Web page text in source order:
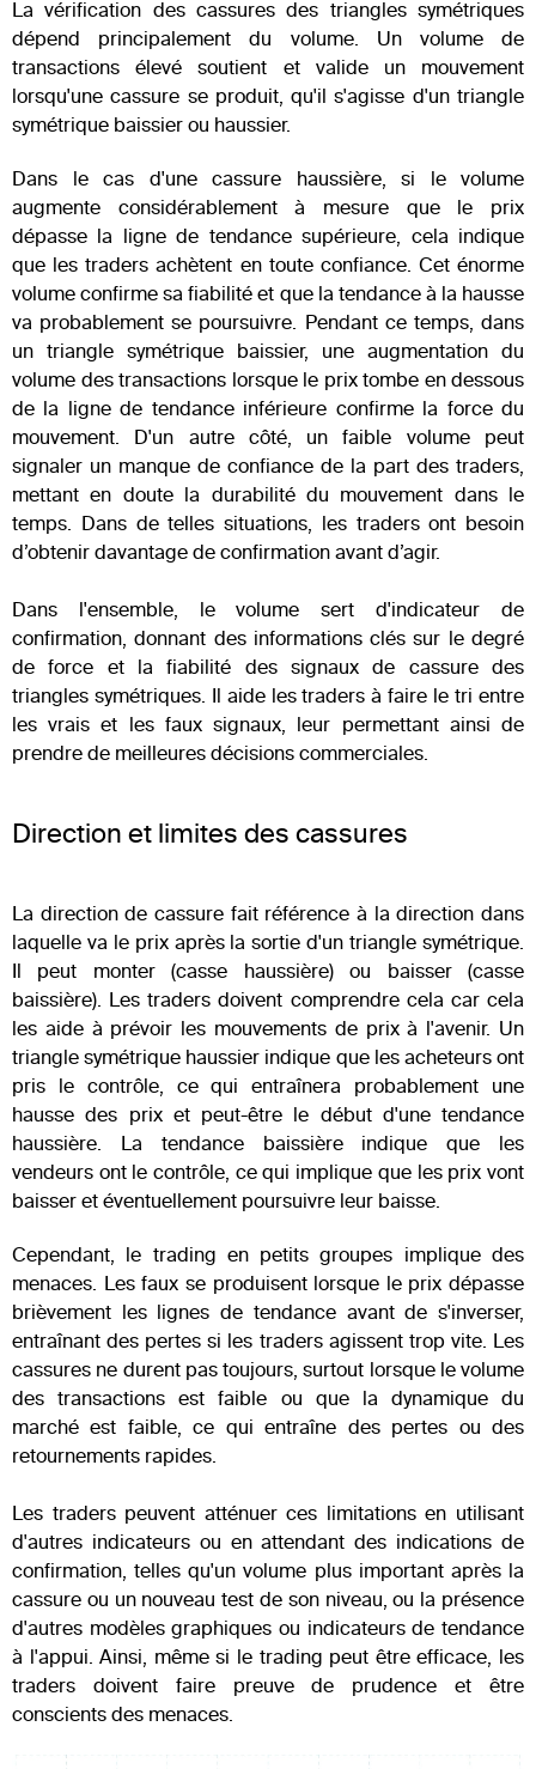
La vérification des cassures des triangles symétriques
dépend principalement du volume. Un volume de
transactions élevé soutient et valide un mouvement
lorsqu'une cassure se produit, qu'il s'agisse d'un triangle
symétrique baissier ou haussier.
Dans le cas d'une cassure haussière, si le volume
augmente considérablement à mesure que le prix
dépasse la ligne de tendance supérieure, cela indique
que les traders achètent en toute confiance. Cet énorme
volume confirme sa fiabilité et que la tendance à la hausse
va probablement se poursuivre. Pendant ce temps, dans
un triangle symétrique baissier, une augmentation du
volume des transactions lorsque le prix tombe en dessous
de la ligne de tendance inférieure confirme la force du
mouvement. D'un autre côté, un faible volume peut
signaler un manque de confiance de la part des traders,
mettant en doute la durabilité du mouvement dans le
temps. Dans de telles situations, les traders ont besoin
d’obtenir davantage de confirmation avant d’agir.
Dans l'ensemble, le volume sert d'indicateur de
confirmation, donnant des informations clés sur le degré
de force et la fiabilité des signaux de cassure des
triangles symétriques. Il aide les traders à faire le tri entre
les vrais et les faux signaux, leur permettant ainsi de
prendre de meilleures décisions commerciales.
Direction et limites des cassures
La direction de cassure fait référence à la direction dans
laquelle va le prix après la sortie d'un triangle symétrique.
Il peut monter (casse haussière) ou baisser (casse
baissière). Les traders doivent comprendre cela car cela
les aide à prévoir les mouvements de prix à l'avenir. Un
triangle symétrique haussier indique que les acheteurs ont
pris le contrôle, ce qui entraînera probablement une
hausse des prix et peut-être le début d'une tendance
haussière. La tendance baissière indique que les
vendeurs ont le contrôle, ce qui implique que les prix vont
baisser et éventuellement poursuivre leur baisse.
Cependant, le trading en petits groupes implique des
menaces. Les faux se produisent lorsque le prix dépasse
brièvement les lignes de tendance avant de s'inverser,
entraînant des pertes si les traders agissent trop vite. Les
cassures ne durent pas toujours, surtout lorsque le volume
des transactions est faible ou que la dynamique du
marché est faible, ce qui entraîne des pertes ou des
retournements rapides.
Les traders peuvent atténuer ces limitations en utilisant
d'autres indicateurs ou en attendant des indications de
confirmation, telles qu'un volume plus important après la
cassure ou un nouveau test de son niveau, ou la présence
d'autres modèles graphiques ou indicateurs de tendance
à l'appui. Ainsi, même si le trading peut être efficace, les
traders doivent faire preuve de prudence et être
conscients des menaces.